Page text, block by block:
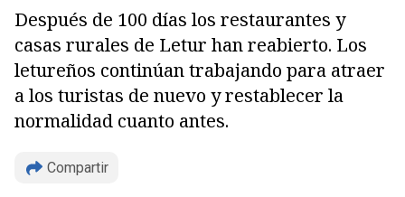
Después de 100 días los restaurantes y
casas rurales de Letur han reabierto. Los
letureños continúan trabajando para atraer
a los turistas de nuevo y restablecer la
normalidad cuanto antes.
Compartir